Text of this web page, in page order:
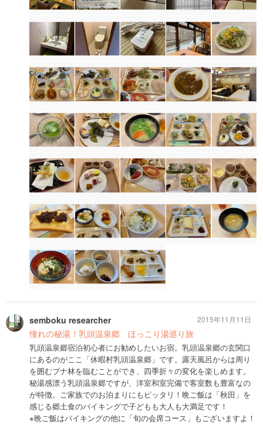
semboku researcher
憧れの秘湯！乳頭温泉郷 ほっこり湯巡り旅
乳頭温泉郷宿泊初心者にお勧めしたいお宿。乳頭温泉郷の玄関口
にあるのがここ「休暇村乳頭温泉郷」です。露天風呂からは周り
を囲むブナ林を臨むことができ、四季折々の変化を楽しめます。
秘湯感漂う乳頭温泉郷ですが、洋室和室完備で客室数も豊富なの
が特徴。ご家族でのお泊まりにもピッタリ！晩ご飯は「秋田」を
感じる郷土食のバイキングで子どもも大人も大満足です！
※晩ご飯はバイキングの他に「旬の会席コース」もございますよ！
2015年11月11日